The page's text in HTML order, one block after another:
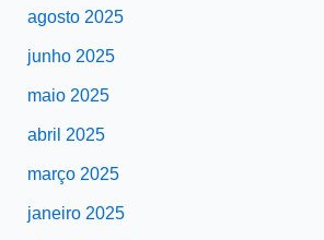
agosto 2025
junho 2025
maio 2025
abril 2025
março 2025
janeiro 2025